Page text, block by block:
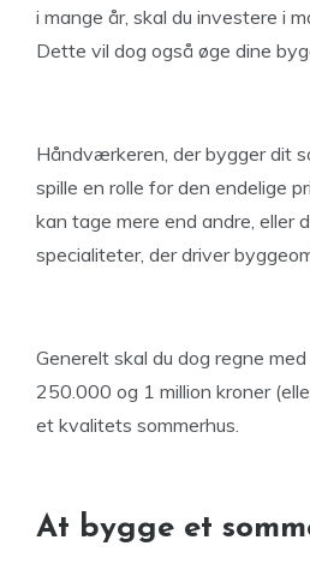
i mange år, skal du investere i
Dette vil dog også øge dine
Håndværkeren, der bygger dit
spille en rolle for den endelige
kan tage mere end andre, eller
specialiteter, der driver
Generelt skal du dog regne
250.000 og 1 million kroner
et kvalitets sommerhus.
At bygge et